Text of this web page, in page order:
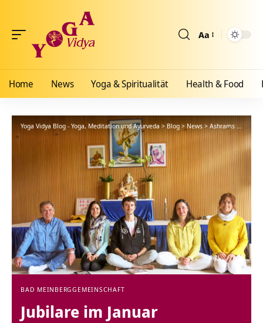
Aa
Home News Yoga & Spiritualität Health & Food
Yoga Vidya Blog - Yoga, Meditation und Ayurveda>Blog>News>Ashrams>
BAD MEINBERGGEMEINSCHAFT
Jubilare im Januar